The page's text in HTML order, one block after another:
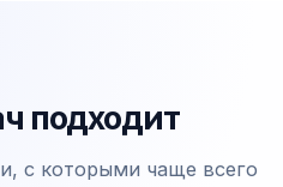
подходит
с которыми чаще всего